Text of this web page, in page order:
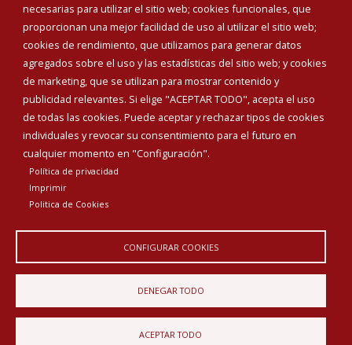
necesarias para utilizar el sitio web; cookies funcionales, que
proporcionan una mejor facilidad de uso al utilizar el sitio web;
cookies de rendimiento, que utilizamos para generar datos
agregados sobre el uso y las estadísticas del sitio web; y cookies
de marketing, que se utilizan para mostrar contenido y
publicidad relevantes. Si elige "ACEPTAR TODO", acepta el uso
de todas las cookies. Puede aceptar y rechazar tipos de cookies
individuales y revocar su consentimiento para el futuro en
cualquier momento en "Configuración".
Política de privacidad
Imprimir
Politica de Cookies
CONFIGURAR COOKIES
DENEGAR TODO
ACEPTAR TODO
Declaración de accesibilidad